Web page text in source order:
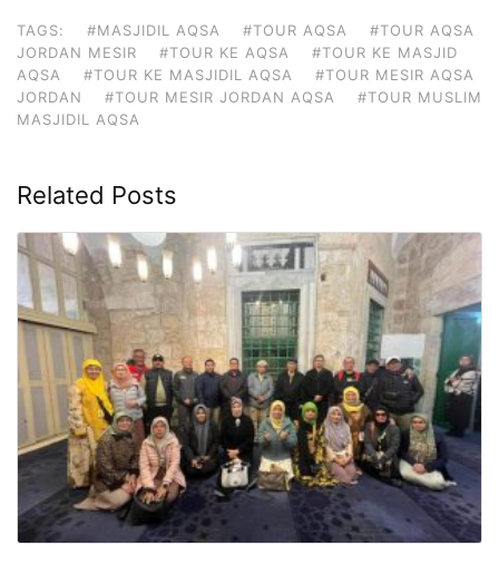
TAGS: #MASJIDIL AQSA #TOUR AQSA
#TOUR AQSA
JORDAN MESIR
#TOUR KE AQSA
#TOUR KE MASJID
AQSA
#TOUR KE MASJIDIL AQSA
#TOUR MESIR AQSA
JORDAN
#TOUR MESIR JORDAN AQSA
#TOUR MUSLIM
MASJIDIL AQSA
Related Posts